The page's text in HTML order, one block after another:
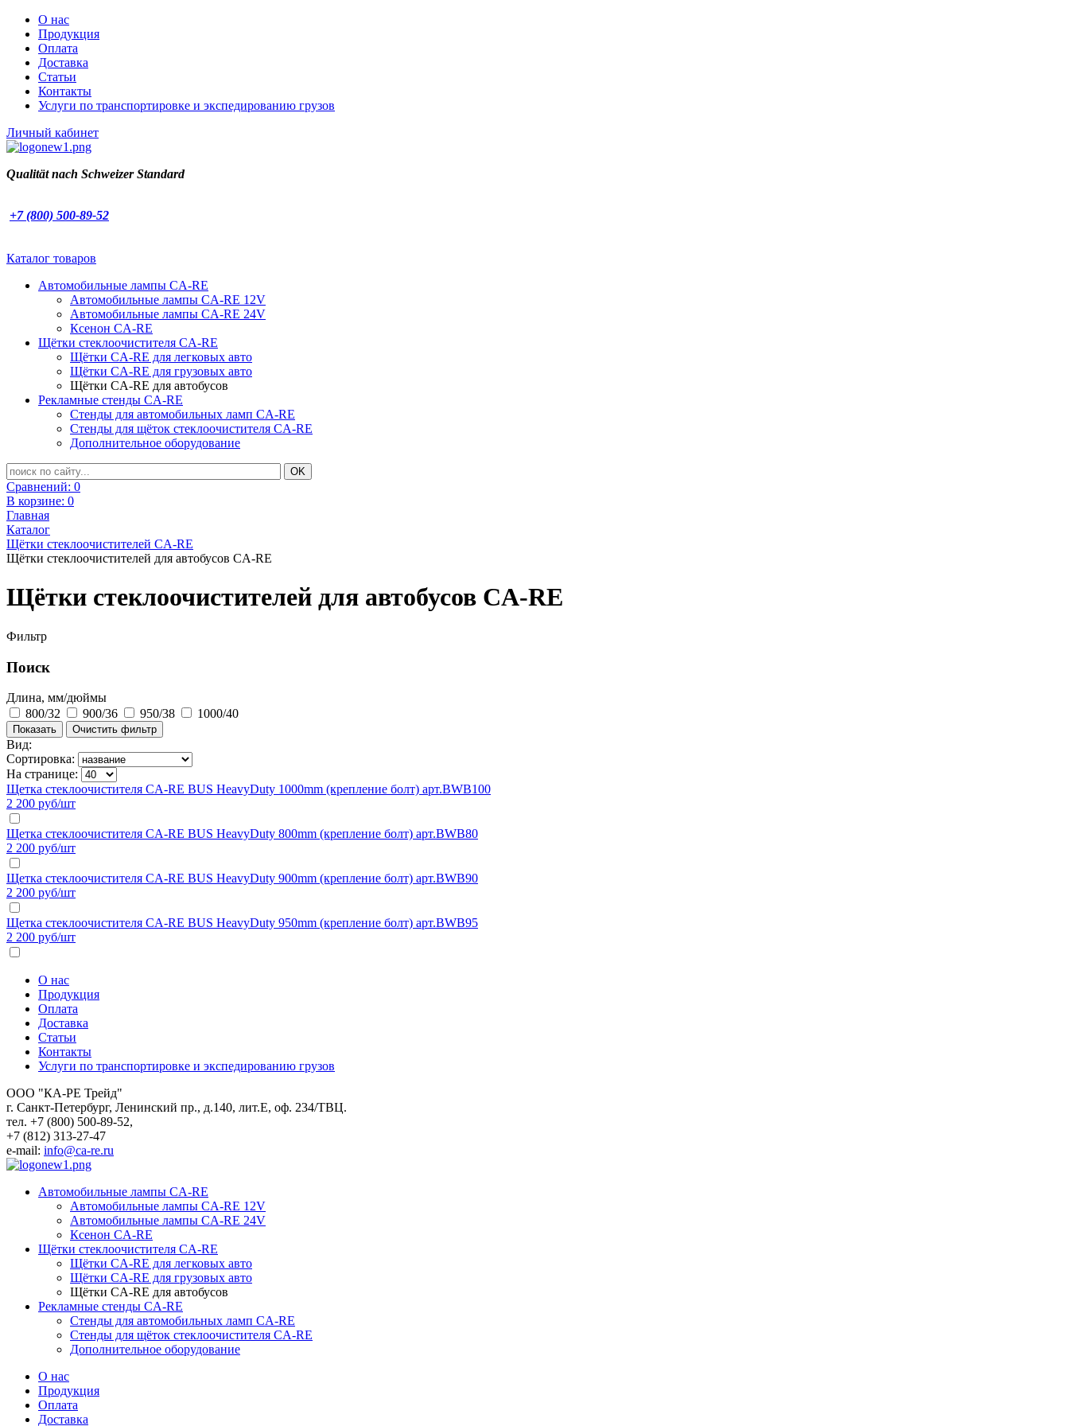
О нас
Продукция
Оплата
Доставка
Статьи
Контакты
Услуги по транспортировке и экспедированию грузов
Личный кабинет
Qualität nach Schweizer Standard
+7 (800) 500-89-52
Каталог товаров
Автомобильные лампы CA-RE
Автомобильные лампы CA-RE 12V
Автомобильные лампы CA-RE 24V
Ксенон CA-RE
Щётки стеклоочистителя CA-RE
Щётки CA-RE для легковых авто
Щётки CA-RE для грузовых авто
Щётки CA-RE для автобусов
Рекламные стенды CA-RE
Стенды для автомобильных ламп CA-RE
Стенды для щёток стеклоочистителя CA-RE
Дополнительное оборудование
Сравнений: 0
В корзине: 0
Главная
Каталог
Щётки стеклоочистителей CA-RE
Щётки стеклоочистителей для автобусов CA-RE
Щётки стеклоочистителей для автобусов CA-RE
Фильтр
Поиск
Длина, мм/дюймы
800/32
900/36 950/38 1000/40
Вид:
Сортировка:
На странице:
Щетка стеклоочистителя CA-RE BUS HeavyDuty 1000mm (крепление болт) арт.BWB100
2 200 руб/шт
Щетка стеклоочистителя CA-RE BUS HeavyDuty 800mm (крепление болт) арт.BWB80
2 200 руб/шт
Щетка стеклоочистителя CA-RE BUS HeavyDuty 900mm (крепление болт) арт.BWB90
2 200 руб/шт
Щетка стеклоочистителя CA-RE BUS HeavyDuty 950mm (крепление болт) арт.BWB95
2 200 руб/шт
О нас
Продукция
Оплата
Доставка
Статьи
Контакты
Услуги по транспортировке и экспедированию грузов
ООО "КА-РЕ Трейд"
г. Санкт-Петербург, Ленинский пр., д.140, лит.Е, оф. 234/ТВЦ.
тел. +7 (800) 500-89-52,
+7 (812) 313-27-47
e-mail: info@ca-re.ru
Автомобильные лампы CA-RE
Автомобильные лампы CA-RE 12V
Автомобильные лампы CA-RE 24V
Ксенон CA-RE
Щётки стеклоочистителя CA-RE
Щётки CA-RE для легковых авто
Щётки CA-RE для грузовых авто
Щётки CA-RE для автобусов
Рекламные стенды CA-RE
Стенды для автомобильных ламп CA-RE
Стенды для щёток стеклоочистителя CA-RE
Дополнительное оборудование
О нас
Продукция
Оплата
Доставка